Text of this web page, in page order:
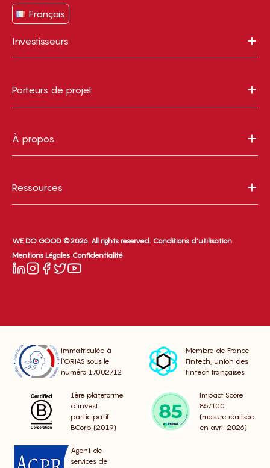
Français
Investisseurs
Porteurs de projet
À propos
Ressources
WE DO GOOD ©2026. All rights reserved. Conditions d’utilisation
Mentions Légales Confidentialité
Immatriculée à
l’ORIAS sous le
numéro 17002712
Membre de France
Fintech, union des
fintech françaises
1ère plateforme
d’invest.
participatif
BCorp (2019)
Impact Score
85/100
(mesure réalisée
en avril 2026)
Agent de
services de